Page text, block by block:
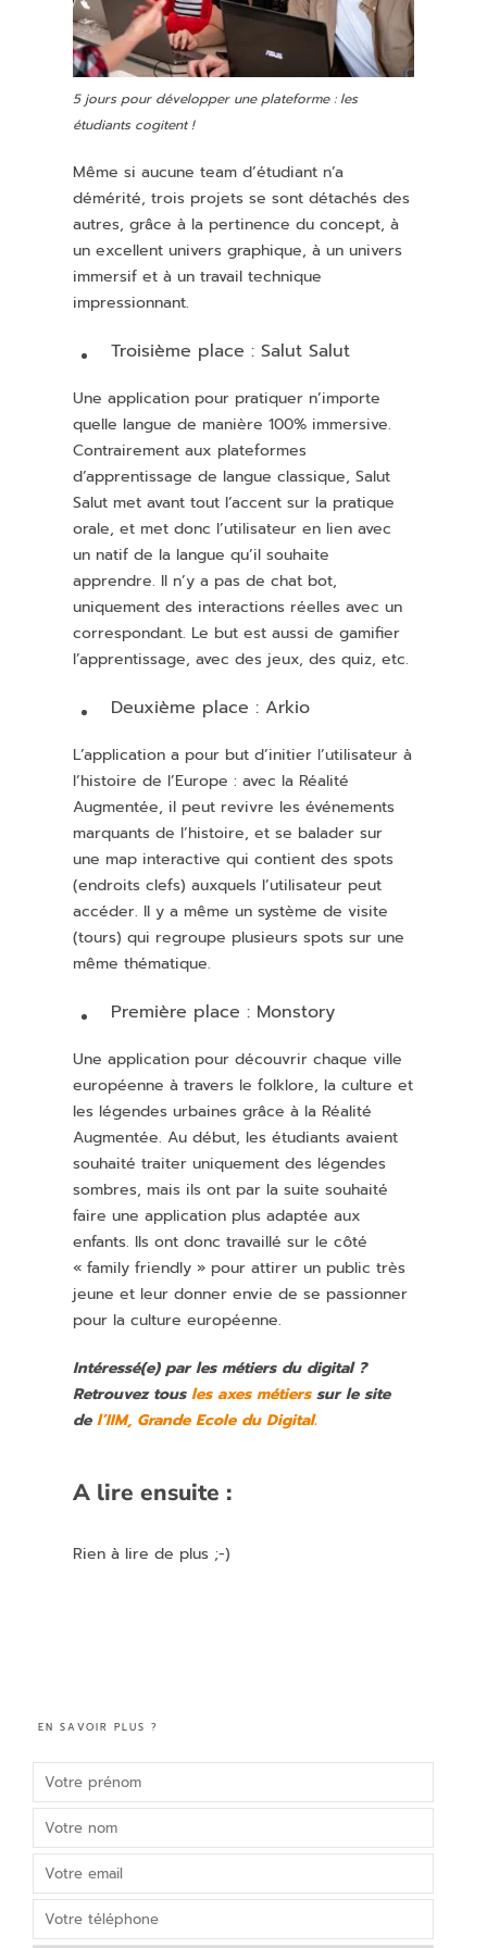
5 jours pour développer une plateforme : les
étudiants cogitent !
Même si aucune team d’étudiant n’a
démérité, trois projets se sont détachés des
autres, grâce à la pertinence du concept, à
un excellent univers graphique, à un univers
immersif et à un travail technique
impressionnant.
Troisième place : Salut Salut
Une application pour pratiquer n’importe
quelle langue de manière 100% immersive.
Contrairement aux plateformes
d’apprentissage de langue classique, Salut
Salut met avant tout l’accent sur la pratique
orale, et met donc l’utilisateur en lien avec
un natif de la langue qu’il souhaite
apprendre. Il n’y a pas de chat bot,
uniquement des interactions réelles avec un
correspondant. Le but est aussi de gamifier
l’apprentissage, avec des jeux, des quiz, etc.
Deuxième place : Arkio
L’application a pour but d’initier l’utilisateur à
l’histoire de l’Europe : avec la Réalité
Augmentée, il peut revivre les événements
marquants de l’histoire, et se balader sur
une map interactive qui contient des spots
(endroits clefs) auxquels l’utilisateur peut
accéder. Il y a même un système de visite
(tours) qui regroupe plusieurs spots sur une
même thématique.
Première place : Monstory
Une application pour découvrir chaque ville
européenne à travers le folklore, la culture et
les légendes urbaines grâce à la Réalité
Augmentée. Au début, les étudiants avaient
souhaité traiter uniquement des légendes
sombres, mais ils ont par la suite souhaité
faire une application plus adaptée aux
enfants. Ils ont donc travaillé sur le côté
« family friendly » pour attirer un public très
jeune et leur donner envie de se passionner
pour la culture européenne.
Intéressé(e) par les métiers du digital ?
Retrouvez tousles axes métierssur le site
del’IIM, Grande Ecole du Digital.
A lire ensuite :
Rien à lire de plus ;-)
EN SAVOIR PLUS ?